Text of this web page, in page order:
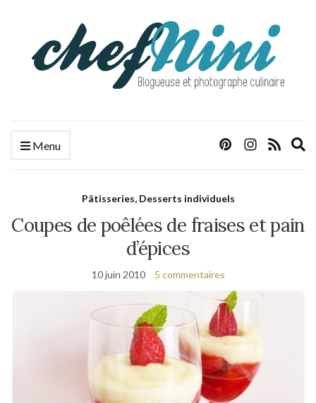
Menu
Pâtisseries, Desserts individuels
Coupes de poêlées de fraises et pain
d’épices
10 juin 2010 5 commentaires